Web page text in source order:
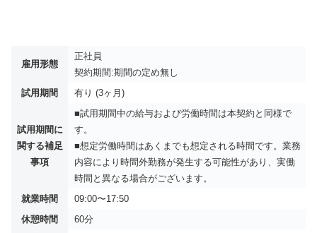
雇用形態
正社員
契約期間:期間の定め無し
試用期間
有り (3ヶ月)
試用期間に
関する補足
事項
■試用期間中の給与および労働時間は本契約と同様で
す。
■想定労働時間はあくまでも想定される時間です。業務
内容により時間外勤務が発生する可能性があり、実働
時間と異なる場合がございます。
就業時間
09:00〜17:50
休憩時間
60分